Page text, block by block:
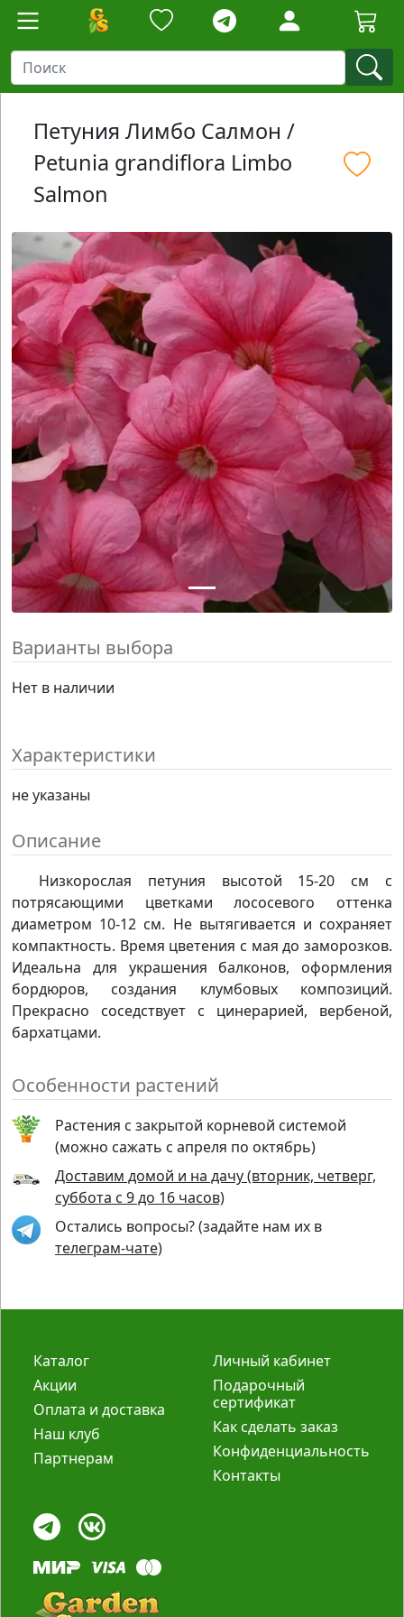
Петуния Лимбо Салмон /
Petunia grandiflora Limbo
Salmon
Варианты выбора
Нет в наличии
Характеристики
не указаны
Описание
Низкорослая петуния высотой 15-20 см с
потрясающими цветками лососевого оттенка
диаметром 10-12 см. Не вытягивается и сохраняет
компактность. Время цветения с мая до заморозков.
Идеальна для украшения балконов, оформления
бордюров, создания клумбовых композиций.
Прекрасно соседствует с цинерарией, вербеной,
бархатцами.
Особенности растений
Растения с закрытой корневой системой
(можно сажать с апреля по октябрь)
Доставим домой и на дачу (вторник, четверг,
суббота с 9 до 16 часов)
Остались вопросы? (задайте нам их в
телеграм-чате)
Каталог
Акции
Оплата и доставка
Наш клуб
Партнерам
Личный кабинет
Подарочный
сертификат
Как сделать заказ
Конфиденциальность
Контакты